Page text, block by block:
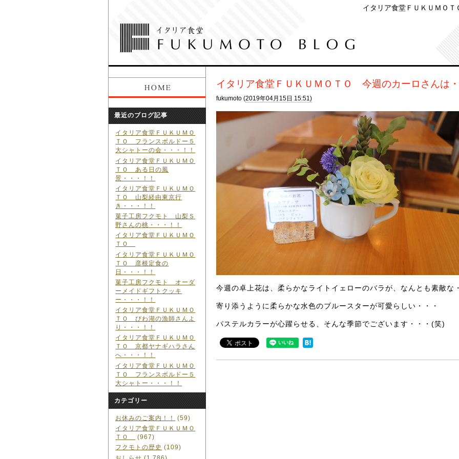
イタリア食堂ＦＵＫＵＭＯ
イタリア食堂ＦＵＫＵＭＯＴＯ 今週のカーロさんは
fukumoto (2019年04月15日 15:51)
今週の卓上花は、柔らかなライトイェローのバラが、なんとも素敵な
寄り添うように柔らかな水色のブルースターが可愛らしい・・・
パステルカラーが心躍らせる、そんな季節でございます・・・(笑)
最近のブログ記事
イタリア食堂ＦＵＫＵＭＯ
ＴＯ フランスボルドー５
大シャトーの会・・・！！
イタリア食堂ＦＵＫＵＭＯ
ＴＯ ある日の風
景・・・！！
イタリア食堂ＦＵＫＵＭＯ
ＴＯ 山梨経由東京行
き・・・！！
菓子工房フクモト 山梨Ｓ
野さんの桃・・・！！
イタリア食堂ＦＵＫＵＭＯ
ＴＯ
イタリア食堂ＦＵＫＵＭＯ
ＴＯ 彦根定食の
日・・・！！
菓子工房フクモト オーダ
ーメイドギフトクッキ
ー・・・！！
イタリア食堂ＦＵＫＵＭＯ
ＴＯ びわ湖の漁師さんよ
り・・・！！
イタリア食堂ＦＵＫＵＭＯ
ＴＯ 京都ヤナギハラさん
へ・・・！！
イタリア食堂ＦＵＫＵＭＯ
ＴＯ フランスボルドー５
大シャトー・・・！！
カテゴリー
お休みのご案内！！
(59)
イタリア食堂ＦＵＫＵＭＯ
ＴＯ
(967)
フクモトの歴史 (109)